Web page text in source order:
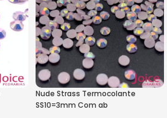
Nude Strass Termocolante
SS10=3mm Com ab